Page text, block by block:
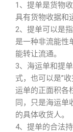
1、提单是货物
具有货物收据和
2、提单可以是
是一种非流能性
能转让流通。
3、海运单和提
式，也可以是”
运单的正面积各
同，只是海运单
的具体收货人。
4、提单的合法